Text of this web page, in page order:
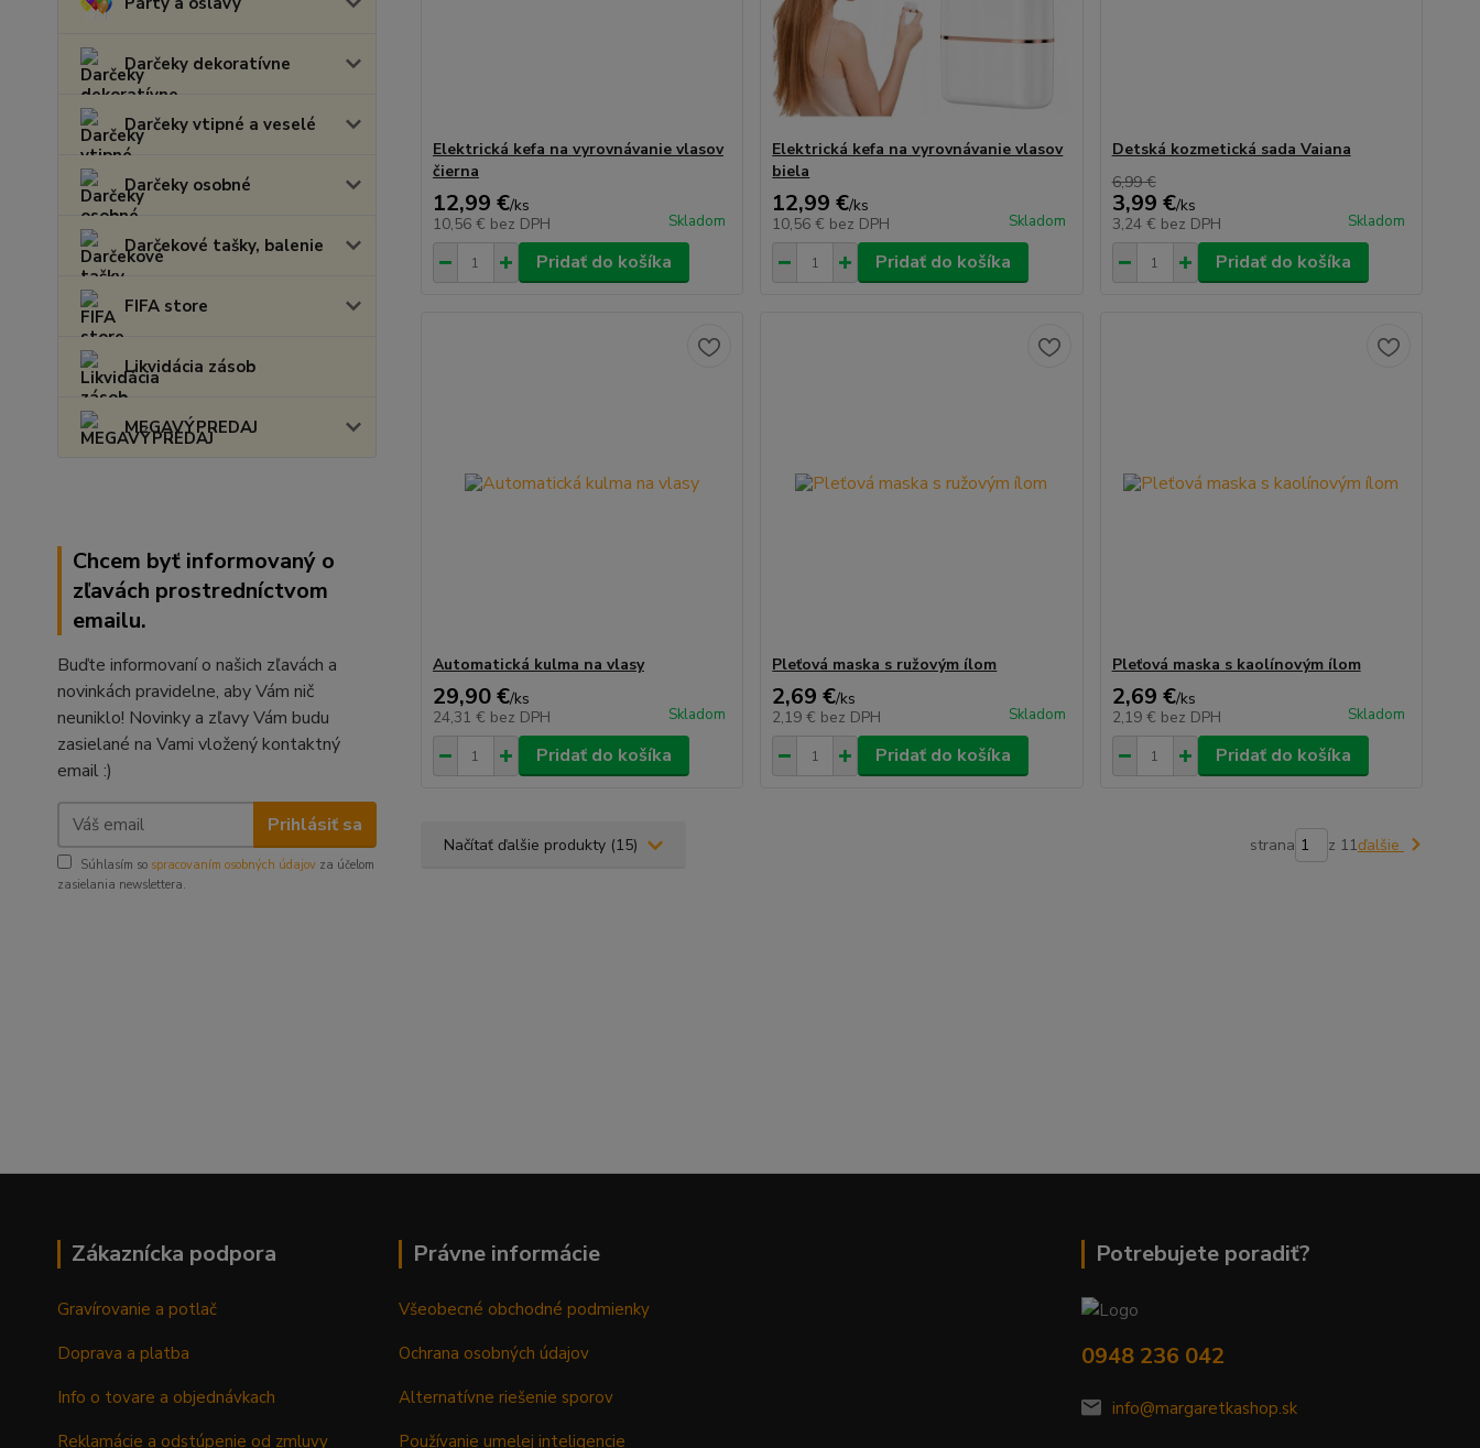
Darčeky dekoratívne
Darčeky vtipné a veselé
Darčeky osobné
Darčekové tašky, balenie
FIFA store
Likvidácia zásob
MEGAVÝPREDAJ
Chcem byť informovaný o
zľavách prostredníctvom
emailu.
Buďte informovaní o našich zľavách a
novinkách pravidelne, aby Vám nič
neuniklo! Novinky a zľavy Vám budu
zasielané na Vami vložený kontaktný
email :)
Prihlásiť sa
Súhlasím so spracovaním osobných údajov za účelom
zasielania newslettera.
Elektrická kefa na vyrovnávanie vlasov
čierna
12,99 €/ks
10,56 € bez DPH Skladom
Pridať do košíka
Elektrická kefa na vyrovnávanie vlasov
biela
12,99 €/ks
10,56 € bez DPH Skladom
Pridať do košíka
Detská kozmetická sada Vaiana
6,99 €
3,99 €/ks
3,24 € bez DPH Skladom
Pridať do košíka
Automatická kulma na vlasy
29,90 €/ks
24,31 € bez DPH Skladom
Pridať do košíka
Pleťová maska s ružovým ílom
2,69 €/ks
2,19 € bez DPH Skladom
Pridať do košíka
Pleťová maska s kaolínovým ílom
2,69 €/ks
2,19 € bez DPH Skladom
Pridať do košíka
Načítať ďalšie produkty (15) strana z 11ďalšie
Zákaznícka podpora
Gravírovanie a potlač
Doprava a platba
Info o tovare a objednávkach
Reklamácie a odstúpenie od zmluvy
Právne informácie
Všeobecné obchodné podmienky
Ochrana osobných údajov
Alternatívne riešenie sporov
Používanie umelej inteligencie
Potrebujete poradiť?
0948 236 042
info@margaretkashop.sk